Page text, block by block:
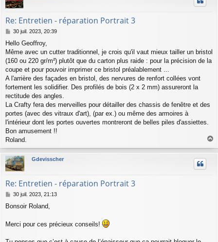
Re: Entretien - réparation Portrait 3
M
s
s
a
g
e
30 juil. 2023, 20:39
Hello Geoffroy,
Même avec un cutter traditionnel, je crois qu'il vaut mieux tailler un bristol
(160 ou 220 gr/m²) plutôt que du carton plus raide : pour la précision de la
coupe et pour pouvoir imprimer ce bristol préalablement ...
A l'arrière des façades en bristol, des nervures de renfort collées vont
fortement les solidifier. Des profilés de bois (2 x 2 mm) assureront la
rectitude des angles.
La Crafty fera des merveilles pour détailler des chassis de fenêtre et des
portes (avec des vitraux d'art), (par ex.) ou même des armoires à
l'intérieur dont les portes ouvertes montreront de belles piles d'assiettes.
Bon amusement !!
Roland.
a
u
Gdevisscher
Re: Entretien - réparation Portrait 3
M
s
a
30 juil. 2023, 21:13
Bonsoir Roland,
Merci pour ces précieux conseils!